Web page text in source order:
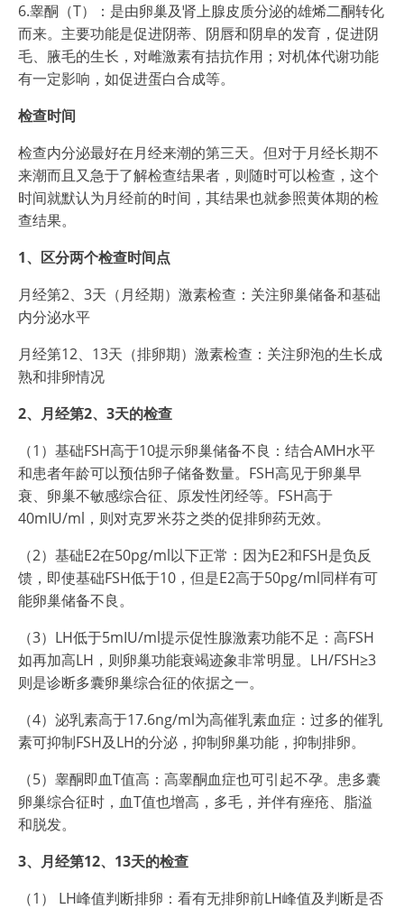
6.睾酮（T）：是由卵巢及肾上腺皮质分泌的雄烯二酮转化
而来。主要功能是促进阴蒂、阴唇和阴阜的发育，促进阴
毛、腋毛的生长，对雌激素有拮抗作用；对机体代谢功能
有一定影响，如促进蛋白合成等。
检查时间
检查内分泌最好在月经来潮的第三天。但对于月经长期不
来潮而且又急于了解检查结果者，则随时可以检查，这个
时间就默认为月经前的时间，其结果也就参照黄体期的检
查结果。
1、区分两个检查时间点
月经第2、3天（月经期）激素检查：关注卵巢储备和基础
内分泌水平
月经第12、13天（排卵期）激素检查：关注卵泡的生长成
熟和排卵情况
2、月经第2、3天的检查
（1）基础FSH高于10提示卵巢储备不良：结合AMH水平
和患者年龄可以预估卵子储备数量。FSH高见于卵巢早
衰、卵巢不敏感综合征、原发性闭经等。FSH高于
40mIU/ml，则对克罗米芬之类的促排卵药无效。
（2）基础E2在50pg/ml以下正常：因为E2和FSH是负反
馈，即使基础FSH低于10，但是E2高于50pg/ml同样有可
能卵巢储备不良。
（3）LH低于5mIU/ml提示促性腺激素功能不足：高FSH
如再加高LH，则卵巢功能衰竭迹象非常明显。LH/FSH≥3
则是诊断多囊卵巢综合征的依据之一。
（4）泌乳素高于17.6ng/ml为高催乳素血症：过多的催乳
素可抑制FSH及LH的分泌，抑制卵巢功能，抑制排卵。
（5）睾酮即血T值高：高睾酮血症也可引起不孕。患多囊
卵巢综合征时，血T值也增高，多毛，并伴有痤疮、脂溢
和脱发。
3、月经第12、13天的检查
（1） LH峰值判断排卵：看有无排卵前LH峰值及判断是否